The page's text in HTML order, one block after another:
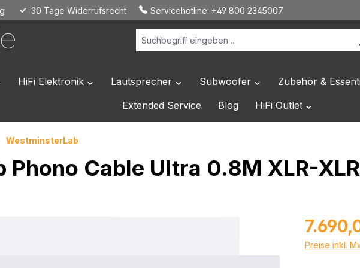
30 Tage Widerrufsrecht Servicehotline: +49 800 2345007
oder Schließe das Dropdown der Kategorie Hersteller
HiFi Elektronik Öffne oder Schließe das Dropdown der Kategorie HiFi Elektronik
Lautsprecher Öffne oder Schließe das Dropdown der
Subwoofer Öffne oder Schließe das
Zubehör &
Extended Service Blog HiFi Outlet Öffne oder
WestminsterLab
Phono Cable Ultra 0.8M XLR-XLR
Regulärer
Preise inkl.